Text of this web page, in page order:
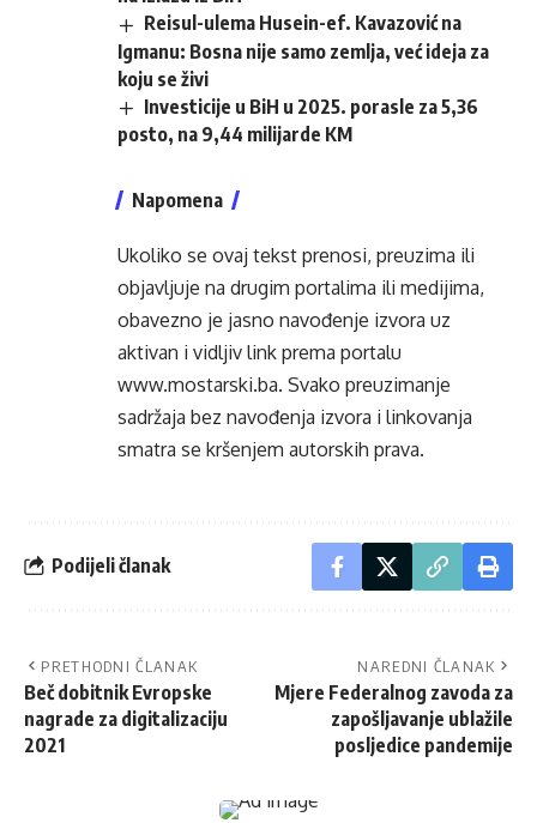
Reisul-ulema Husein-ef. Kavazović na
Igmanu: Bosna nije samo zemlja, već ideja za
koju se živi
Investicije u BiH u 2025. porasle za 5,36
posto, na 9,44 milijarde KM
Napomena
Ukoliko se ovaj tekst prenosi, preuzima ili
objavljuje na drugim portalima ili medijima,
obavezno je jasno navođenje izvora uz
aktivan i vidljiv link prema portalu
www.mostarski.ba. Svako preuzimanje
sadržaja bez navođenja izvora i linkovanja
smatra se kršenjem autorskih prava.
Podijeli članak
PRETHODNI ČLANAK
Beč dobitnik Evropske
nagrade za digitalizaciju
2021
NAREDNI ČLANAK
Mjere Federalnog zavoda za
zapošljavanje ublažile
posljedice pandemije